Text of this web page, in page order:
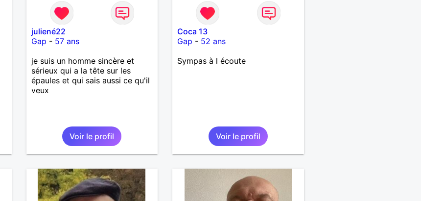
juliené22
Gap - 57 ans
je suis un homme sincère et
sérieux qui a la tête sur les
épaules et qui sais aussi ce qu'il
veux
Voir le profil
Coca 13
Gap - 52 ans
Sympas à l écoute
Voir le profil